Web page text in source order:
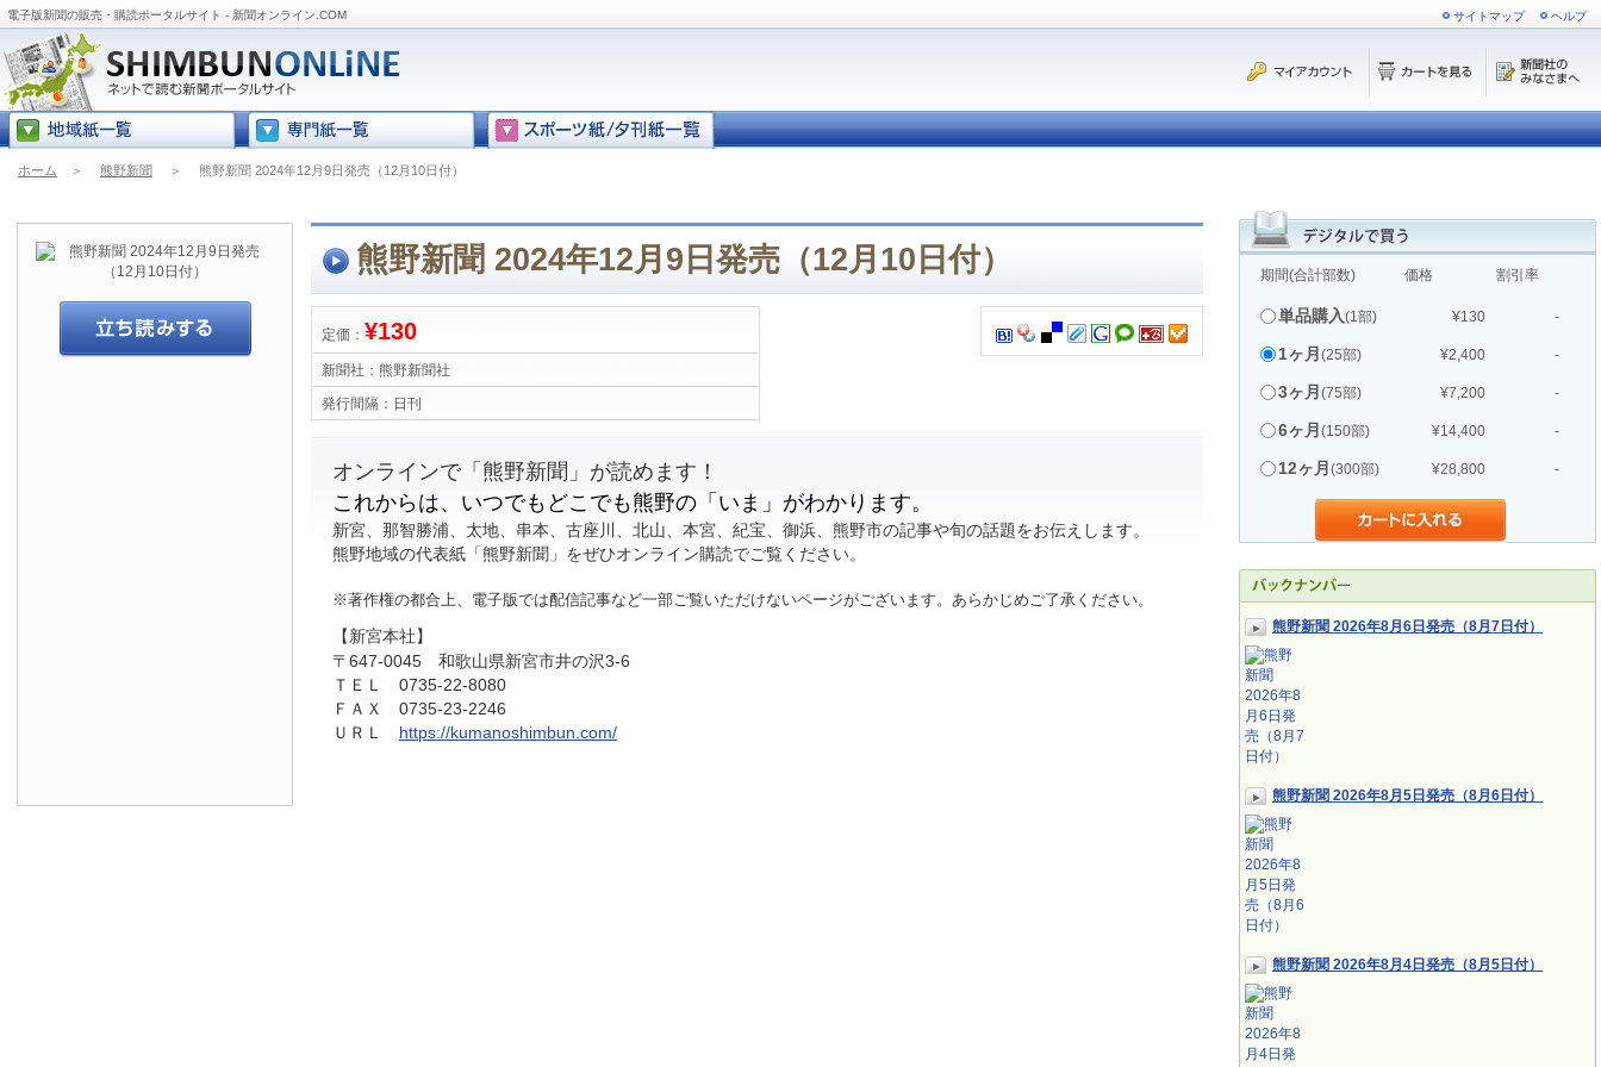
電子版新聞の販売・購読ポータルサイト - 新聞オンライン.COM サイトマップ ヘルプ
ホーム ＞ 熊野新聞 ＞ 熊野新聞 2024年12月9日発売（12月10日付）
期間(合計部数) 価格 割引率
単品購入(1部) ¥130 -
1ヶ月 (25部) ¥2,400 -
3ヶ月 (75部) ¥7,200 -
6ヶ月 (150部) ¥14,400 -
12ヶ月 (300部) ¥28,800 -
熊野新聞 2026年8月6日発売（8月7日付）
熊野新聞 2026年8月5日発売（8月6日付）
熊野新聞 2026年8月4日発売（8月5日付）
熊野新聞 2024年12月9日発売（12月10日付）
定価： ¥130
新聞社： 熊野新聞社
発行間隔： 日刊
オンラインで「熊野新聞」が読めます！
これからは、いつでもどこでも熊野の「いま」がわかります。
新宮、那智勝浦、太地、串本、古座川、北山、本宮、紀宝、御浜、熊野市の記事や旬の話題をお伝えします。
熊野地域の代表紙「熊野新聞」をぜひオンライン購読でご覧ください。
※著作権の都合上、電子版では配信記事など一部ご覧いただけないページがございます。あらかじめご了承ください。
【新宮本社】
〒647-0045 和歌山県新宮市井の沢3-6
ＴＥＬ 0735-22-8080
ＦＡＸ 0735-23-2246
ＵＲＬ https://kumanoshimbun.com/